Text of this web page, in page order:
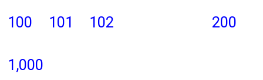
100
101 102 200
1,000